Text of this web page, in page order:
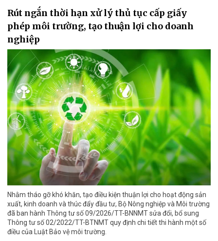
Rút ngắn thời hạn xử lý thủ tục cấp giấy
phép môi trường, tạo thuận lợi cho doanh
nghiệp
Nhằm tháo gỡ khó khăn, tạo điều kiện thuận lợi cho hoạt động sản
xuất, kinh doanh và thúc đẩy đầu tư, Bộ Nông nghiệp và Môi trường
đã ban hành Thông tư số 09/2026/TT-BNNMT sửa đổi, bổ sung
Thông tư số 02/2022/TT-BTNMT quy định chi tiết thi hành một số
điều của Luật Bảo vệ môi trường.